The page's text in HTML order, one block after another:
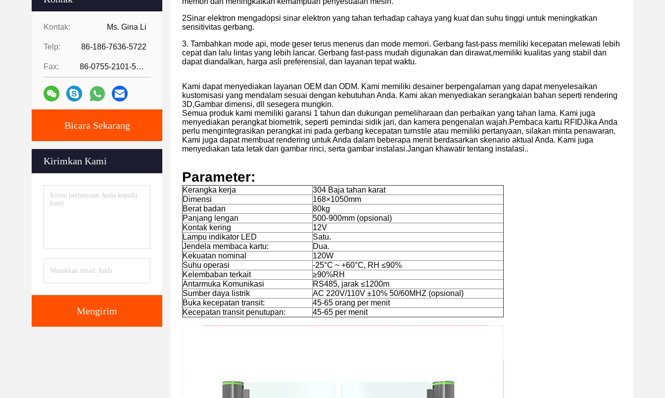
Kontak: Ms. Gina Li
Telp: 86-186-7636-5722
Fax: 86-0755-2101-5736
Bicara Sekarang
Kirimkan Kami
Mengirim
2Sinar elektron mengadopsi sinar elektron yang tahan terhadap cahaya yang kuat dan suhu tinggi untuk meningkatkan
sensitivitas gerbang.
3. Tambahkan mode api, mode geser terus menerus dan mode memori. Gerbang fast-pass memiliki kecepatan melewati lebih
cepat dan lalu lintas yang lebih lancar. Gerbang fast-pass mudah digunakan dan dirawat,memiliki kualitas yang stabil dan
dapat diandalkan, harga asli preferensial, dan layanan tepat waktu.
Kami dapat menyediakan layanan OEM dan ODM. Kami memiliki desainer berpengalaman yang dapat menyelesaikan
kustomisasi yang mendalam sesuai dengan kebutuhan Anda. Kami akan menyediakan serangkaian bahan seperti rendering
3D,Gambar dimensi, dll sesegera mungkin.
Semua produk kami memiliki garansi 1 tahun dan dukungan pemeliharaan dan perbaikan yang tahan lama. Kami juga
menyediakan perangkat biometrik, seperti pemindai sidik jari, dan kamera pengenalan wajah.Pembaca kartu RFIDJika Anda
perlu mengintegrasikan perangkat ini pada gerbang kecepatan turnstile atau memiliki pertanyaan, silakan minta penawaran.
Kami juga dapat membuat rendering untuk Anda dalam beberapa menit berdasarkan skenario aktual Anda. Kami juga
menyediakan tata letak dan gambar rinci, serta gambar instalasi.Jangan khawatir tentang instalasi..
Parameter:
Kerangka kerja
304 Baja tahan karat
Dimensi
168×1050mm
Berat badan
80kg
Panjang lengan
500-900mm (opsional)
Kontak kering
12V
Lampu indikator LED
Satu.
Jendela membaca kartu:
Dua.
Kekuatan nominal
120W
Suhu operasi
-25°C ~ +60°C, RH ≤90%
Kelembaban terkait
≥90%RH
Antarmuka Komunikasi
RS485, jarak ≤1200m
Sumber daya listrik
AC 220V/110V ±10% 50/60MHZ (opsional)
Buka kecepatan transit:
45-65 orang per menit
Kecepatan transit penutupan:
45-65 per menit